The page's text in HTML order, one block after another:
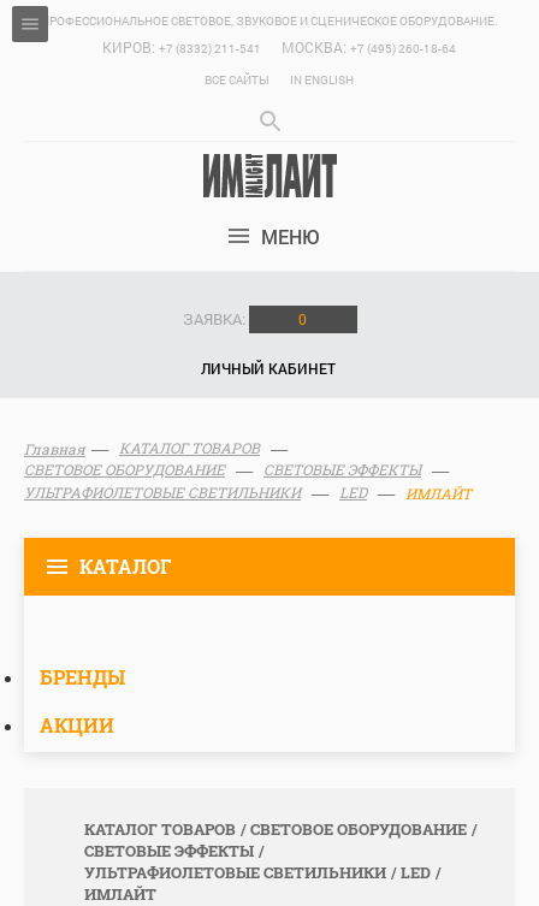
ПРОФЕССИОНАЛЬНОЕ СВЕТОВОЕ, ЗВУКОВОЕ И СЦЕНИЧЕСКОЕ ОБОРУДОВАНИЕ.
КИРОВ: +7 (8332) 211-541 МОСКВА: +7 (495) 260-18-64
ВСЕ САЙТЫ
IN ENGLISH
МЕНЮ
ЗАЯВКА: 0
ЛИЧНЫЙ КАБИНЕТ
Главная
КАТАЛОГ ТОВАРОВ
СВЕТОВОЕ ОБОРУДОВАНИЕ
СВЕТОВЫЕ ЭФФЕКТЫ
УЛЬТРАФИОЛЕТОВЫЕ СВЕТИЛЬНИКИ
LED ИМЛАЙТ
КАТАЛОГ
БРЕНДЫ
АКЦИИ
КАТАЛОГ ТОВАРОВ
СВЕТОВОЕ ОБОРУДОВАНИЕ
СВЕТОВЫЕ ЭФФЕКТЫ
УЛЬТРАФИОЛЕТОВЫЕ СВЕТИЛЬНИКИ
LED
ИМЛАЙТ